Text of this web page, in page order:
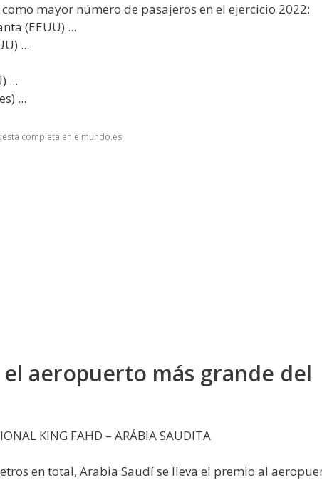
mayor número de pasajeros en el ejercicio 2022:
(EEUU) ...
...
...
...
completa en elmundo.es
aeropuerto más grande del
KING FAHD – ARÁBIA SAUDITA
en total, Arabia Saudí se lleva el premio al